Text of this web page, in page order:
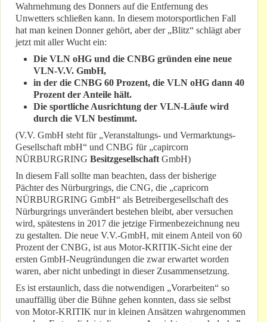
Wahrnehmung des Donners auf die Entfernung des
Unwetters schließen kann. In diesem motorsportlichen Fall
hat man keinen Donner gehört, aber der „Blitz“ schlägt aber
jetzt mit aller Wucht ein:
Die VLN oHG und die CNBG gründen eine neue
VLN-V.V. GmbH,
in der die CNBG 60 Prozent, die VLN oHG dann 40
Prozent der Anteile hält.
Die sportliche Ausrichtung der VLN-Läufe wird
durch die VLN bestimmt.
(V.V. GmbH steht für „Veranstaltungs- und Vermarktungs-
Gesellschaft mbH“ und CNBG für „capircorn
NÜRBURGRING Besitzgesellschaft GmbH)
In diesem Fall sollte man beachten, dass der bisherige
Pächter des Nürburgrings, die CNG, die „capricorn
NÜRBURGRING GmbH“ als Betreibergesellschaft des
Nürburgrings unverändert bestehen bleibt, aber versuchen
wird, spätestens in 2017 die jetzige Firmenbezeichnung neu
zu gestalten. Die neue V.V.-GmbH, mit einem Anteil von 60
Prozent der CNBG, ist aus Motor-KRITIK-Sicht eine der
ersten GmbH-Neugründungen die zwar erwartet worden
waren, aber nicht unbedingt in dieser Zusammensetzung.
Es ist erstaunlich, dass die notwendigen „Vorarbeiten“ so
unauffällig über die Bühne gehen konnten, dass sie selbst
von Motor-KRITIK nur in kleinen Ansätzen wahrgenommen